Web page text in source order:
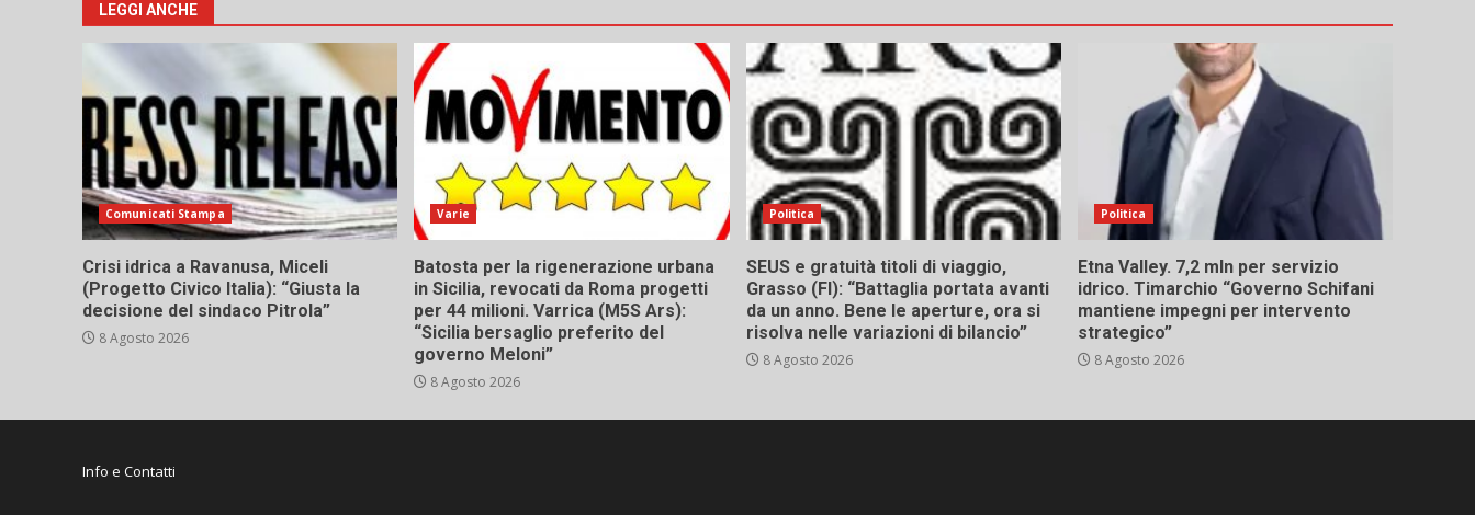
LEGGI ANCHE
Comunicati Stampa
Crisi idrica a Ravanusa, Miceli
(Progetto Civico Italia): “Giusta la
decisione del sindaco Pitrola”
8 Agosto 2026
Varie
Batosta per la rigenerazione urbana
in Sicilia, revocati da Roma progetti
per 44 milioni. Varrica (M5S Ars):
“Sicilia bersaglio preferito del
governo Meloni”
8 Agosto 2026
Politica
SEUS e gratuità titoli di viaggio,
Grasso (FI): “Battaglia portata avanti
da un anno. Bene le aperture, ora si
risolva nelle variazioni di bilancio”
8 Agosto 2026
Politica
Etna Valley. 7,2 mln per servizio
idrico. Timarchio “Governo Schifani
mantiene impegni per intervento
strategico”
8 Agosto 2026
Info e Contatti